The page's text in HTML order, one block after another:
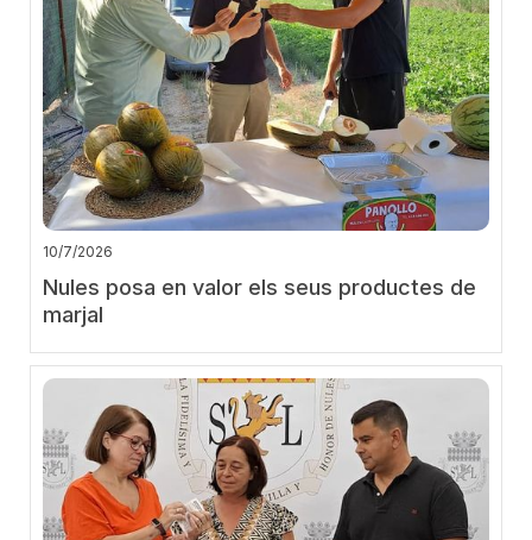
10/7/2026
Nules posa en valor els seus productes de
marjal